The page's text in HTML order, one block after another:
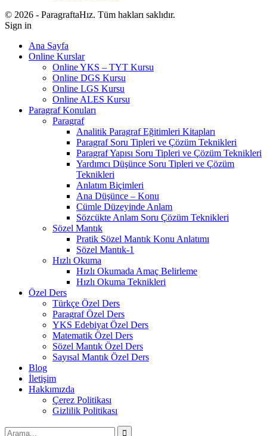
© 2026 - ParagraftaHız. Tüm hakları saklıdır.
Sign in
Ana Sayfa
Online Kurslar
Online YKS – TYT Kursu
Online DGS Kursu
Online LGS Kursu
Online ALES Kursu
Paragraf Konuları
Paragraf
Analitik Paragraf Eğitimleri Kitapları
Paragraf Soru Tipleri ve Çözüm Teknikleri
Paragraf Yapısı Soru Tipleri ve Çözüm Teknikleri
Yardımcı Düşünce Soru Tipleri ve Çözüm
Teknikleri
Anlatım Biçimleri
Ana Düşünce – Konu
Cümle Düzeyinde Anlam
Sözcükte Anlam Soru Çözüm Teknikleri
Sözel Mantık
Pratik Sözel Mantık Konu Anlatımı
Sözel Mantık-1
Hızlı Okuma
Hızlı Okumada Amaç Belirleme
Hızlı Okuma Teknikleri
Özel Ders
Türkçe Özel Ders
Paragraf Özel Ders
YKS Edebiyat Özel Ders
Matematik Özel Ders
Sözel Mantık Özel Ders
Sayısal Mantık Özel Ders
Blog
İletişim
Hakkımızda
Çerez Politikası
Gizlilik Politikası